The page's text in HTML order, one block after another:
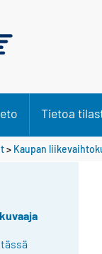
Tietoa
> Kaupan